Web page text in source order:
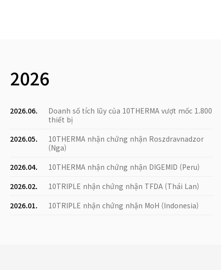
2026
2026.06.
Doanh số tích lũy của 10THERMA vượt mốc 1.800
thiết bị
2026.05.
10THERMA nhận chứng nhận Roszdravnadzor
(Nga)
2026.04.
10THERMA nhận chứng nhận DIGEMID (Peru)
2026.02.
10TRIPLE nhận chứng nhận TFDA (Thái Lan)
2026.01.
10TRIPLE nhận chứng nhận MoH (Indonesia)